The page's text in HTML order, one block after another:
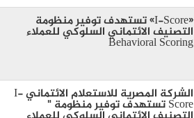
«I-Score» تستهدف توفير منظومة
التصنيف الائتماني السلوكي للعملاء
Behavioral Scoring
الشركة المصرية للاستعلام الائتماني I-
Score تستهدف توفير منظومة "